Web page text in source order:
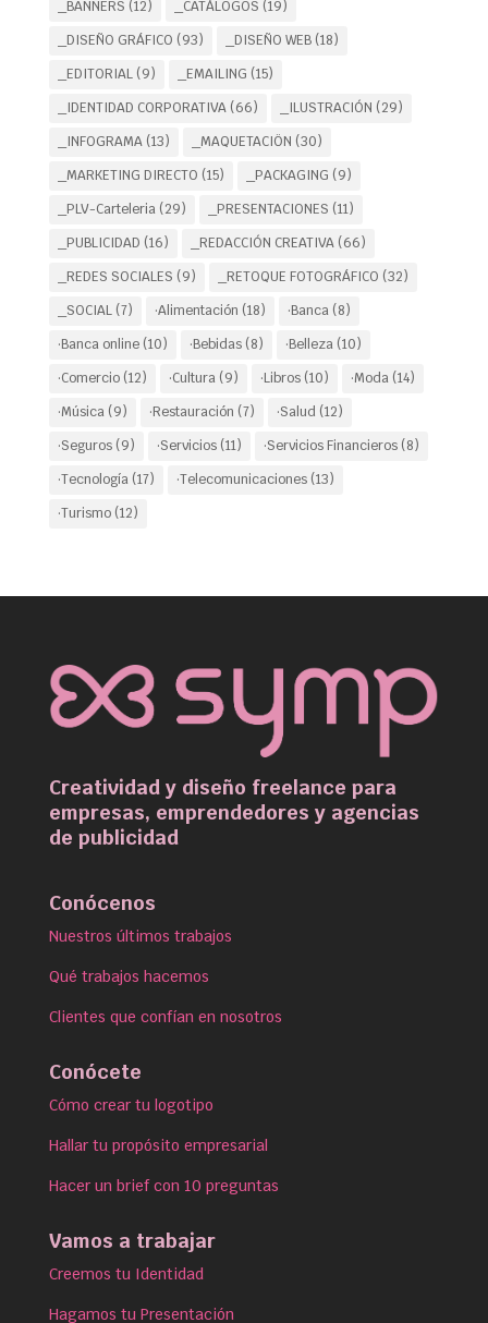
_BANNERS (12) _CATÁLOGOS (19)
_DISEÑO GRÁFICO (93) _DISEÑO WEB(18)
_EDITORIAL(9) _EMAILING (15)
_IDENTIDAD CORPORATIVA(66) _ILUSTRACIÓN (29)
_INFOGRAMA(13) _MAQUETACIÖN (30)
_MARKETING DIRECTO (15) _PACKAGING (9)
_PLV-Carteleria(29) _PRESENTACIONES (11)
_PUBLICIDAD (16) _REDACCIÓN CREATIVA(66)
_REDES SOCIALES (9) _RETOQUE FOTOGRÁFICO (32)
_SOCIAL(7) ·Alimentación (18) ·Banca(8)
·Banca online(10) ·Bebidas(8) ·Belleza(10)
·Comercio(12) ·Cultura(9) ·Libros(10) ·Moda(14)
·Música(9) ·Restauración (7) ·Salud (12)
·Seguros(9) ·Servicios(11) ·Servicios Financieros(8)
·Tecnología(17) ·Telecomunicaciones(13)
·Turismo(12)
Creatividad y diseño freelance para
empresas, emprendedores y agencias
de publicidad
Conócenos
Nuestros últimos trabajos
Qué trabajos hacemos
Clientes que confían en nosotros
Conócete
Cómo crear tu logotipo
Hallar tu propósito empresarial
Hacer un brief con 10 preguntas
Vamos a trabajar
Creemos tu Identidad
Hagamos tu Presentación